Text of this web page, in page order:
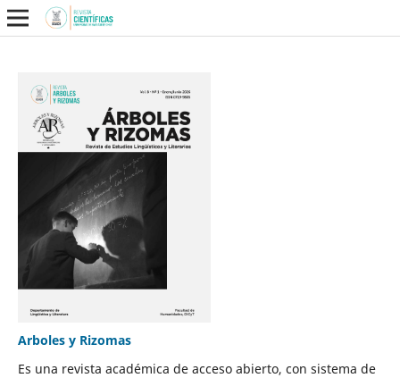
Arboles y Rizomas
Es una revista académica de acceso abierto, con sistema de